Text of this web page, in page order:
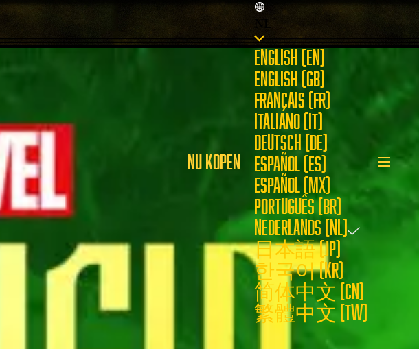
NU KOPEN
NL
ENGLISH (EN)
ENGLISH (GB)
FRANÇAIS (FR)
ITALIANO (IT)
DEUTSCH (DE)
ESPAÑOL (ES)
ESPAÑOL (MX)
PORTUGUÊS (BR)
NEDERLANDS (NL)
日本語 (JP)
한국어 (KR)
简体中文 (CN)
繁體中文 (TW)